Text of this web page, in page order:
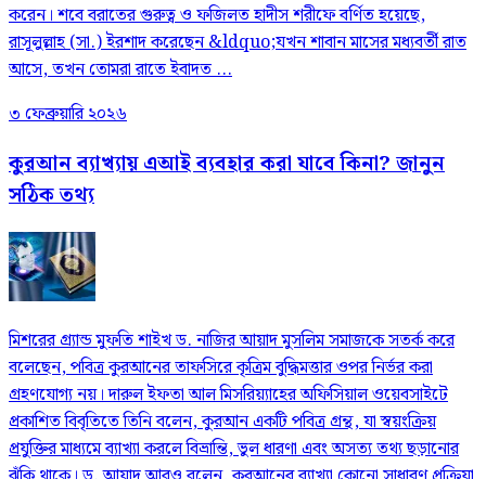
করেন। শবে বরাতের গুরুত্ব ও ফজিলত হাদীস শরীফে বর্ণিত হয়েছে,
রাসূলুল্লাহ (সা.) ইরশাদ করেছেন &ldquo;যখন শাবান মাসের মধ্যবর্তী রাত
আসে, তখন তোমরা রাতে ইবাদত ...
৩ ফেব্রুয়ারি ২০২৬
কুরআন ব্যাখ্যায় এআই ব্যবহার করা যাবে কিনা? জানুন
সঠিক তথ্য
মিশরের গ্র্যান্ড মুফতি শাইখ ড. নাজির আয়াদ মুসলিম সমাজকে সতর্ক করে
বলেছেন, পবিত্র কুরআনের তাফসিরে কৃত্রিম বুদ্ধিমত্তার ওপর নির্ভর করা
গ্রহণযোগ্য নয়। দারুল ইফতা আল মিসরিয়্যাহের অফিসিয়াল ওয়েবসাইটে
প্রকাশিত বিবৃতিতে তিনি বলেন, কুরআন একটি পবিত্র গ্রন্থ, যা স্বয়ংক্রিয়
প্রযুক্তির মাধ্যমে ব্যাখ্যা করলে বিভ্রান্তি, ভুল ধারণা এবং অসত্য তথ্য ছড়ানোর